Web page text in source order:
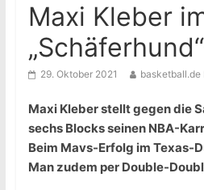
Maxi Kleber
29. Oktober 2021 basketball.de
Maxi Kleber stellt gegen die
sechs Blocks seinen NBA-
Beim Mavs-Erfolg im Texas-
Man zudem per Double-